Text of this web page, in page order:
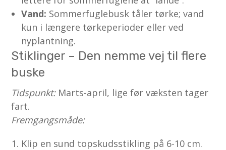
Vand: Sommerfuglebusk tåler tørke; vand
kun i længere tørkeperioder eller ved
nyplantning.
Stiklinger – Den nemme vej til flere
buske
Tidspunkt:Marts-april, lige før væksten tager
fart.
Fremgangsmåde:
Klip en sund topskudsstikling på 6-10 cm.